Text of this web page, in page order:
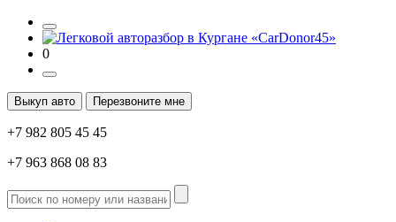
0
Выкуп авто Перезвоните мне
+7 982 805 45 45
+7 963 868 08 83